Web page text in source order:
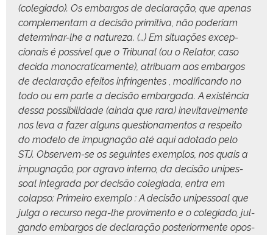
(cole­gia­do). Os embar­gos de declar­ação, que ape­nas
com­ple­men­tam a decisão prim­i­ti­va, não pode­ri­am
deter­mi­nar-lhe a natureza. (…) Em situ­ações excep­
cionais é pos­sív­el que o Tri­bunal (ou o Rela­tor, caso
deci­da mono­crati­ca­mente), atribuam aos embar­gos
de declar­ação efeitos infrin­gentes , mod­i­f­i­can­do no
todo ou em parte a decisão embar­ga­da. A existên­cia
dessa pos­si­bil­i­dade (ain­da que rara) inevi­tavel­mente
nos leva a faz­er alguns ques­tion­a­men­tos a respeito
do mod­e­lo de impug­nação até aqui ado­ta­do pelo
STJ. Observem-se os seguintes exem­p­los, nos quais a
impug­nação, por agra­vo inter­no, da decisão unipes­
soal integra­da por decisão cole­gia­da, entra em
colap­so: Primeiro exem­p­lo : A decisão unipes­soal que
jul­ga o recur­so nega-lhe provi­men­to e o cole­gia­do, jul­
gan­do embar­gos de declar­ação pos­te­ri­or­mente opos­